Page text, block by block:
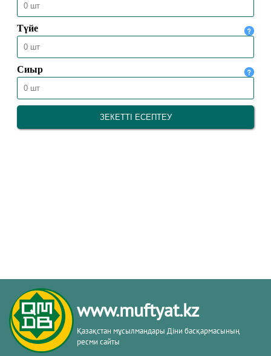
www.muftyat.kz
Қазақстан мұсылмандары Діни басқармасының
ресми сайты